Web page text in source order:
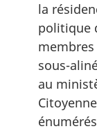
la
politique
sous-
au